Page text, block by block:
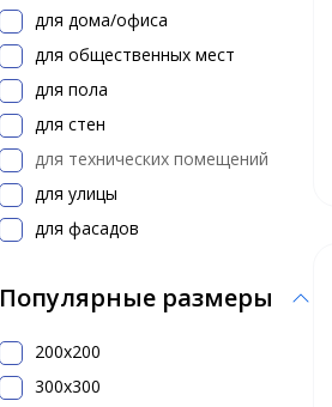
для дома/офиса
для общественных мест
для пола
для стен
для технических помещений
для улицы
для фасадов
Популярные размеры
200x200
300х300